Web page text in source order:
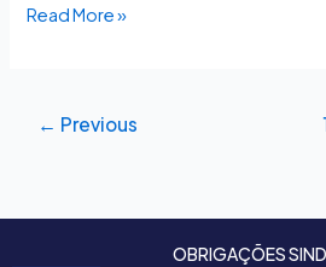
Read More »
← Previous
OBRIGAÇÕES